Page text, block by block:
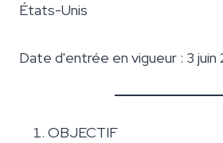
États-Unis
Date d'entrée en vigueur : 3 juin
OBJECTIF